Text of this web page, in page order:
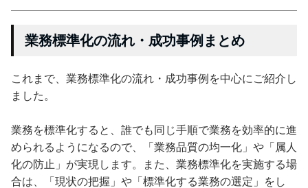
業務標準化の流れ・成功事例まとめ
これまで、業務標準化の流れ・成功事例を中心にご紹介し
ました。
業務を標準化すると、誰でも同じ手順で業務を効率的に進
められるようになるので、「業務品質の均一化」や「属人
化の防止」が実現します。また、業務標準化を実施する場
合は、「現状の把握」や「標準化する業務の選定」をし